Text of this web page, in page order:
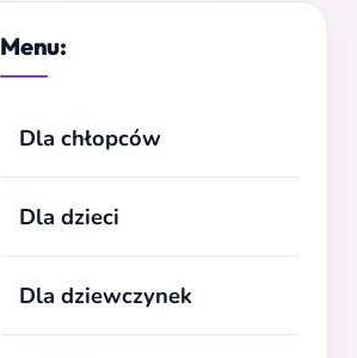
Menu:
Dla chłopców
Dla dzieci
Dla dziewczynek